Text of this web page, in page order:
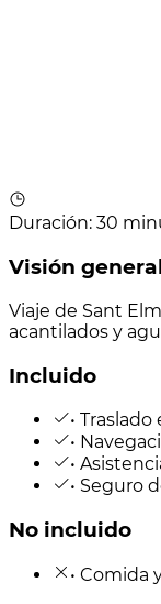
Duración: 30
Visión
Viaje de Sant
acantilados y
Incluido
•
•
•
• Seguro
No incluido
• Comida